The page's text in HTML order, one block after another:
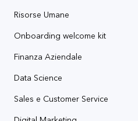
Risorse Umane
Onboarding welcome kit
Finanza Aziendale
Data Science
Sales e Customer Service